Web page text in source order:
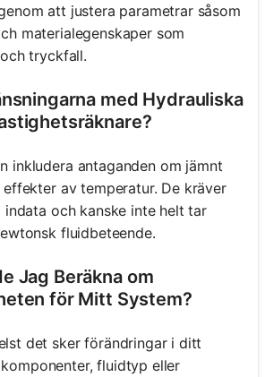
att justera parametrar såsom
materialegenskaper som
tryckfall.
med Hydrauliska
inkludera antaganden om jämnt
av temperatur. De kräver
och kanske inte helt tar
fluidbeteende.
Jag Beräkna om
för Mitt System?
det sker förändringar i ditt
fluidtyp eller